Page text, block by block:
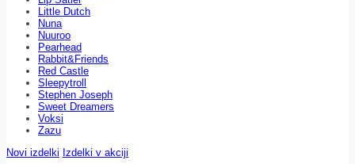
Little Dutch
Nuna
Nuuroo
Pearhead
Rabbit&Friends
Red Castle
Sleepytroll
Stephen Joseph
Sweet Dreamers
Voksi
Zazu
Novi izdelki Izdelki v akciji